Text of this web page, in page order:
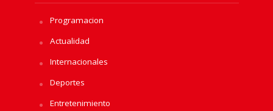
Programacion
Actualidad
Internacionales
Deportes
Entretenimiento